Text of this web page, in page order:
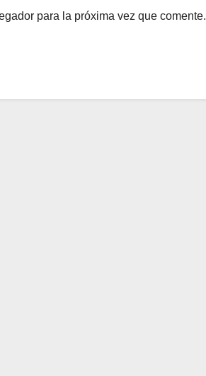
para la próxima vez que comente.